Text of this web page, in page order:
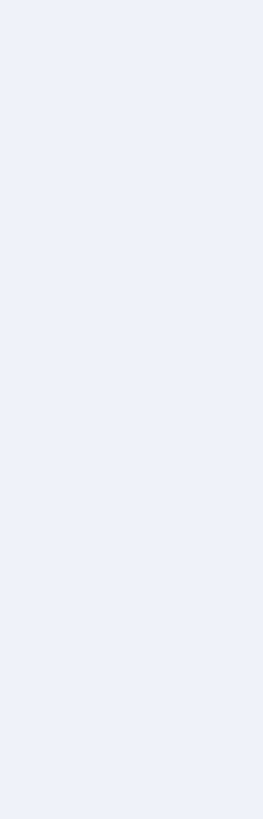
【アシストステッパー】ハン
【最新】手袋の選び方 完全ガ
失敗しない「爪切り」完全ガ